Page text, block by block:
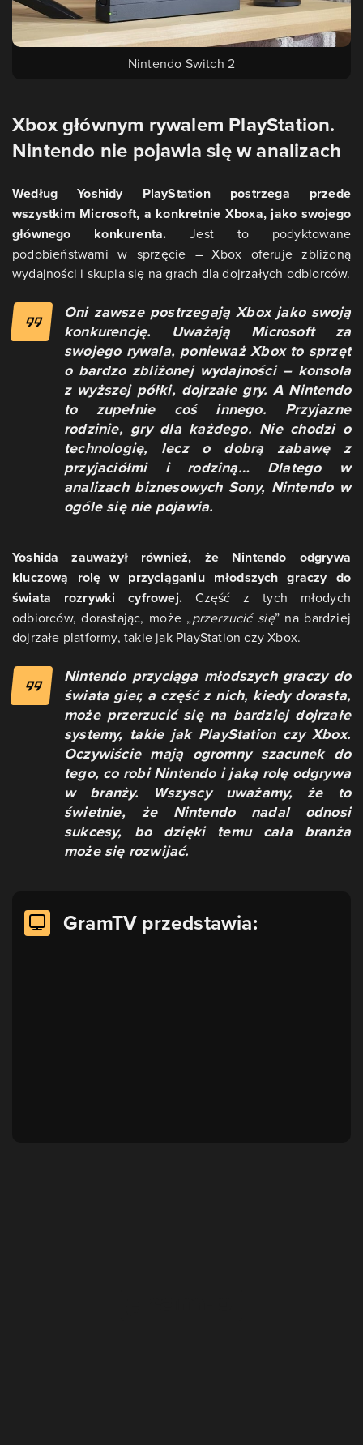
Nintendo Switch 2
Xbox głównym rywalem PlayStation.
Nintendo nie pojawia się w analizach
Według Yoshidy PlayStation postrzega przede
wszystkim Microsoft, a konkretnie Xboxa, jako swojego
głównego konkurenta.Jest to podyktowane
podobieństwami w sprzęcie – Xbox oferuje zbliżoną
wydajności i skupia się na grach dla dojrzałych odbiorców.
Oni zawsze postrzegają Xbox jako swoją
konkurencję. Uważają Microsoft za
swojego rywala, ponieważ Xbox to sprzęt
o bardzo zbliżonej wydajności – konsola
z wyższej półki, dojrzałe gry. A Nintendo
to zupełnie coś innego. Przyjazne
rodzinie, gry dla każdego. Nie chodzi o
technologię, lecz o dobrą zabawę z
przyjaciółmi i rodziną… Dlatego w
analizach biznesowych Sony, Nintendo w
ogóle się nie pojawia.
Yoshida zauważył również, że Nintendo odgrywa
kluczową rolę w przyciąganiu młodszych graczy do
świata rozrywki cyfrowej.Część z tych młodych
odbiorców, dorastając, może „przerzucić się” na bardziej
dojrzałe platformy, takie jak PlayStation czy Xbox.
Nintendo przyciąga młodszych graczy do
świata gier, a część z nich, kiedy dorasta,
może przerzucić się na bardziej dojrzałe
systemy, takie jak PlayStation czy Xbox.
Oczywiście mają ogromny szacunek do
tego, co robi Nintendo i jaką rolę odgrywa
w branży. Wszyscy uważamy, że to
świetnie, że Nintendo nadal odnosi
sukcesy, bo dzięki temu cała branża
może się rozwijać.
GramTV przedstawia: